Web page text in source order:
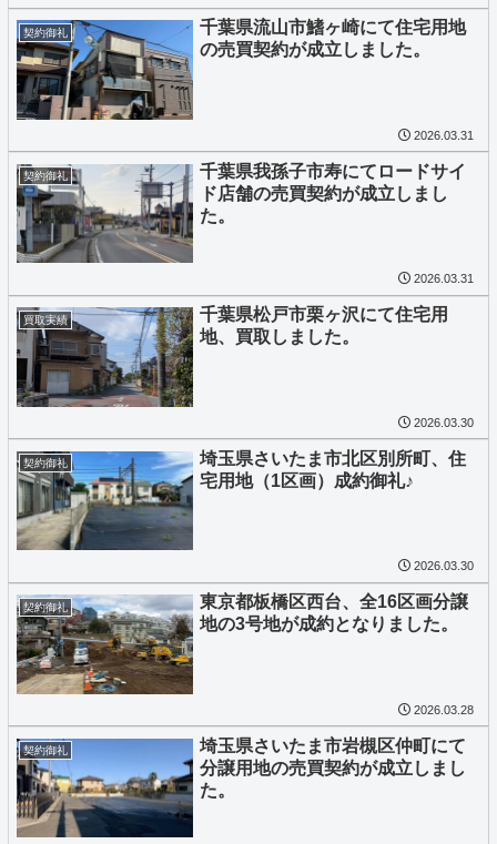
契約御礼
千葉県流山市鰭ヶ崎にて住宅用地
の売買契約が成立しました。
2026.03.31
契約御礼
千葉県我孫子市寿にてロードサイ
ド店舗の売買契約が成立しまし
た。
2026.03.31
買取実績
千葉県松戸市栗ヶ沢にて住宅用
地、買取しました。
2026.03.30
契約御礼
埼玉県さいたま市北区別所町、住
宅用地（1区画）成約御礼♪
2026.03.30
契約御礼
東京都板橋区西台、全16区画分譲
地の3号地が成約となりました。
2026.03.28
契約御礼
埼玉県さいたま市岩槻区仲町にて
分譲用地の売買契約が成立しまし
た。